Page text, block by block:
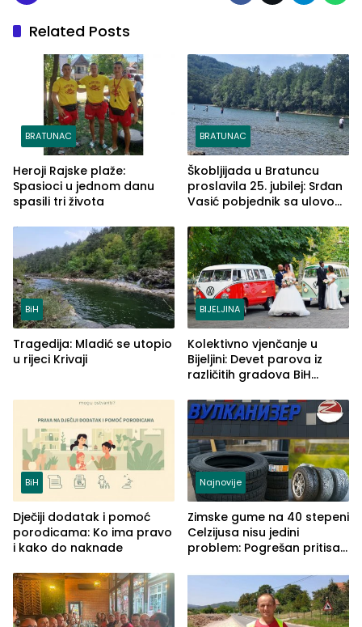
Related Posts
BRATUNAC
Heroji Rajske plaže:
Spasioci u jednom danu
spasili tri života
BRATUNAC
Škobljijada u Bratuncu
proslavila 25. jubilej: Srđan
Vasić pobjednik sa ulovom
BiH
Tragedija: Mladić se utopio
u rijeci Krivaji
BIJELJINA
Kolektivno vjenčanje u
Bijeljini: Devet parova iz
različitih gradova BiH
BiH
Dječiji dodatak i pomoć
porodicama: Ko ima pravo
i kako do naknade
Najnovije
Zimske gume na 40 stepeni
Celzijusa nisu jedini
problem: Pogrešan pritisak